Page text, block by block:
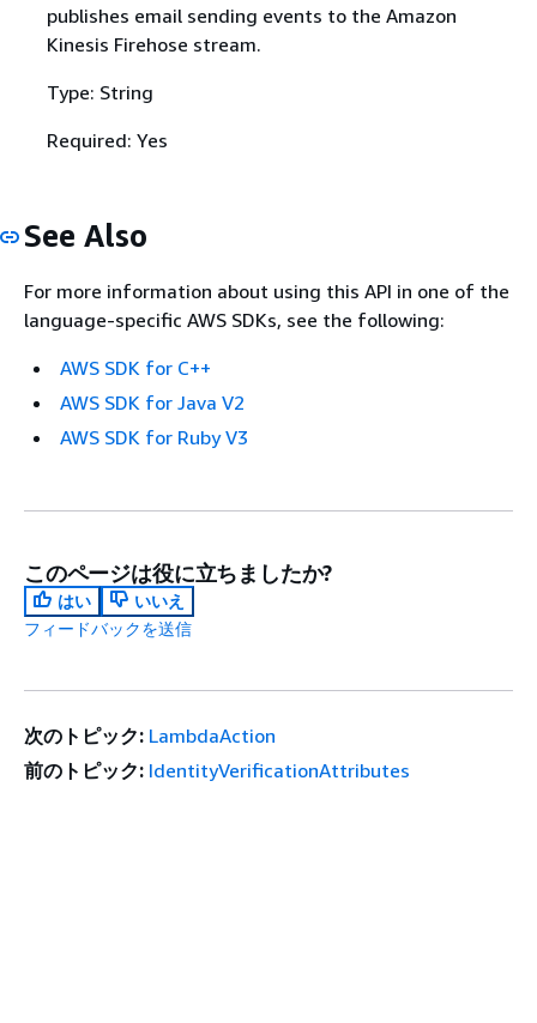
publishes email sending events to the Amazon
Kinesis Firehose stream.
Type: String
Required: Yes
See Also
For more information about using this API in one of the
language-specific AWS SDKs, see the following:
AWS SDK for C++
AWS SDK for Java V2
AWS SDK for Ruby V3
このページは役に立ちましたか?
はい
いいえ
フィードバックを送信
次のトピック: LambdaAction
前のトピック: IdentityVerificationAttributes